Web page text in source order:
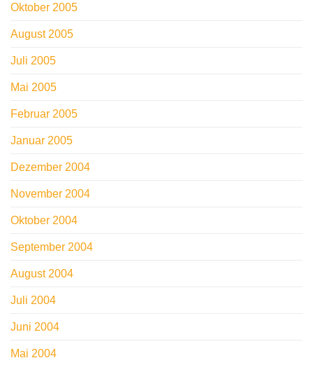
Oktober 2005
August 2005
Juli 2005
Mai 2005
Februar 2005
Januar 2005
Dezember 2004
November 2004
Oktober 2004
September 2004
August 2004
Juli 2004
Juni 2004
Mai 2004